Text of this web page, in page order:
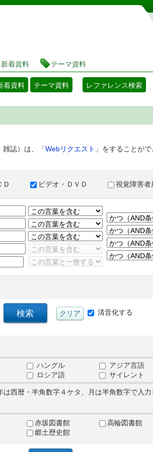
館 蔵書検索・予約システム
新着資料 テーマ資料
着資料 テーマ資料 レファレンス検索
誌）は、「Webリクエスト 」をすることがで
Ｄ ビデオ・ＤＶＤ 視覚障害
清音化する
ハングル アジア言語
ロシア語 サイレント
西暦・半角数字４ケタ、月は半角数字で入力
赤坂図書館 高輪図書館
郷土歴史館